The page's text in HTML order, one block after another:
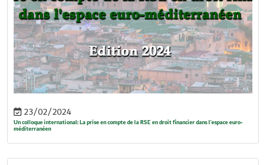
23/02/2024
Un colloque international: La prise en compte de la RSE en droit financier dans l'espace euro-
méditerranéen